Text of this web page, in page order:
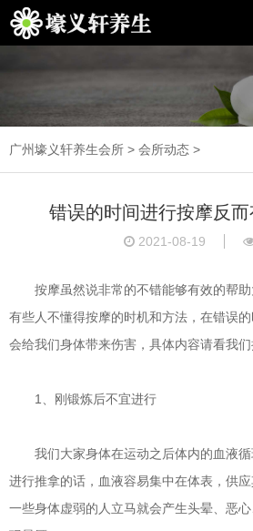
广州壕义轩养生会所 > 会所动态 >
错误的时间进行按摩反
2021-08-19
按摩虽然说非常的不错能够有效的帮助
有些人不懂得按摩的时机和方法，在错误
会给我们身体带来伤害，具体内容请看我们
1、刚锻炼后不宜进行
我们大家身体在运动之后体内的血液循
进行推拿的话，血液容易集中在体表，供
一些身体虚弱的人立马就会产生头晕、恶